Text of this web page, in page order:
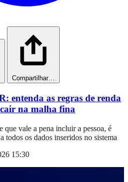
Compartilhar…
entenda as regras de renda
na malha fina
que vale a pena incluir a pessoa, é
todos os dados inseridos no sistema
15:30